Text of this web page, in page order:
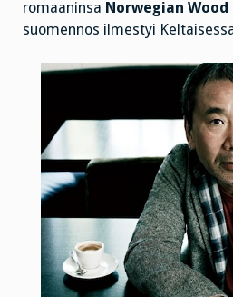
romaaninsa Norwegian Wood
suomennos ilmestyi